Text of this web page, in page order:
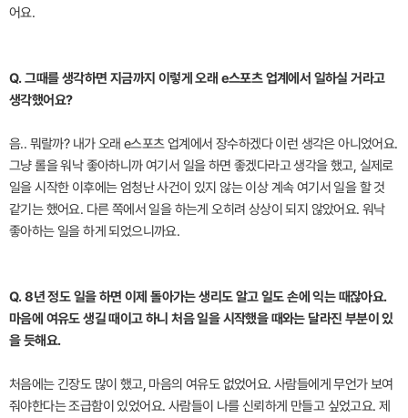
어요.
Q. 그때를 생각하면 지금까지 이렇게 오래 e스포츠 업계에서 일하실 거라고
생각했어요?
음.. 뭐랄까? 내가 오래 e스포츠 업계에서 장수하겠다 이런 생각은 아니었어요.
그냥 롤을 워낙 좋아하니까 여기서 일을 하면 좋겠다라고 생각을 했고, 실제로
일을 시작한 이후에는 엄청난 사건이 있지 않는 이상 계속 여기서 일을 할 것
같기는 했어요. 다른 쪽에서 일을 하는게 오히려 상상이 되지 않았어요. 워낙
좋아하는 일을 하게 되었으니까요.
Q. 8년 정도 일을 하면 이제 돌아가는 생리도 알고 일도 손에 익는 때잖아요.
마음에 여유도 생길 때이고 하니 처음 일을 시작했을 때와는 달라진 부분이 있
을 듯해요.
처음에는 긴장도 많이 했고, 마음의 여유도 없었어요. 사람들에게 무언가 보여
줘야한다는 조급함이 있었어요. 사람들이 나를 신뢰하게 만들고 싶었고요. 제